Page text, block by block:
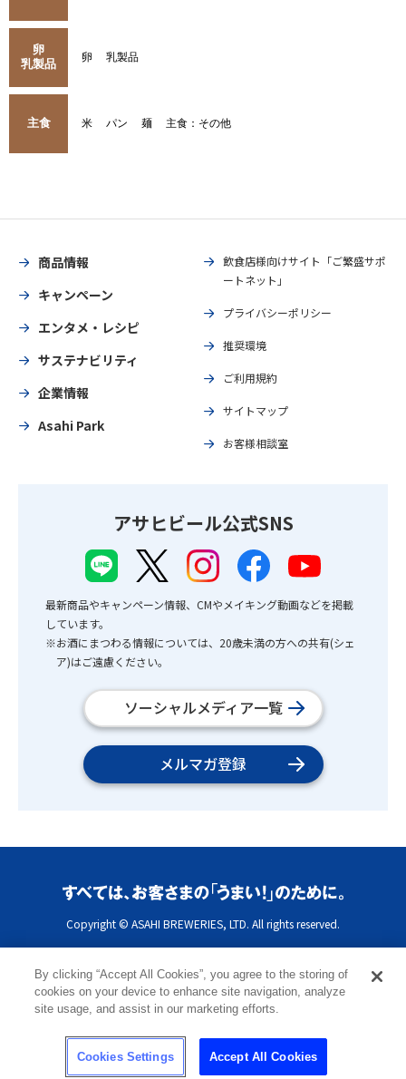
卵
乳製品
卵 乳製品
主食 米 パン 麺 主食：その他
商品情報
キャンペーン
エンタメ・レシピ
サステナビリティ
企業情報
Asahi Park
飲食店様向けサイト「ご繁盛サポ
ートネット」
プライバシーポリシー
推奨環境
ご利用規約
サイトマップ
お客様相談室
アサヒビール公式SNS
最新商品やキャンペーン情報、CMやメイキング動画などを掲載
しています。
※お酒にまつわる情報については、20歳未満の方への共有(シェ
ア)はご遠慮ください。
ソーシャルメディア一覧
メルマガ登録
Copyright © ASAHI BREWERIES, LTD. All rights reserved.
By clicking “Accept All Cookies”, you agree to the storing of
cookies on your device to enhance site navigation, analyze
site usage, and assist in our marketing efforts.
Cookies Settings Accept All Cookies